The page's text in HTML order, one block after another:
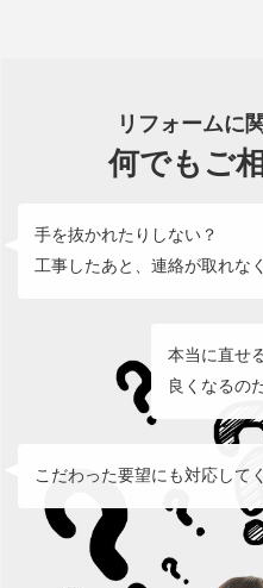
リフォームに
何でもご
手を抜かれたりしない？
工事したあと、連絡が取れな
本当に直せ
良くなるの
こだわった要望にも対応して